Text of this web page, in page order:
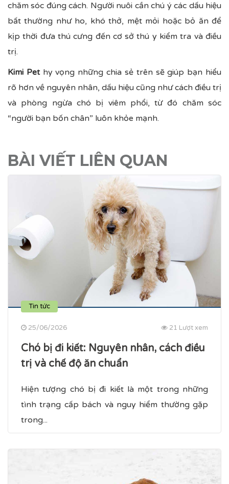
chăm sóc đúng cách. Người nuôi cần chú ý các dấu hiệu
bất thường như ho, khó thở, mệt mỏi hoặc bỏ ăn để
kịp thời đưa thú cưng đến cơ sở thú y kiểm tra và điều
trị.
Kimi Pethy vọng những chia sẻ trên sẽ giúp bạn hiểu
rõ hơn về nguyên nhân, dấu hiệu cũng như cách điều trị
và phòng ngừa chó bị viêm phổi, từ đó chăm sóc
“người bạn bốn chân” luôn khỏe mạnh.
BÀI VIẾT LIÊN QUAN
Tin tức
25/06/2026 21 Lượt xem
Chó bị đi kiết​: Nguyên nhân, cách điều
trị và chế độ ăn chuẩn
Hiện tượng chó bị đi kiết là một trong những
tình trạng cấp bách và nguy hiểm thường gặp
trong...